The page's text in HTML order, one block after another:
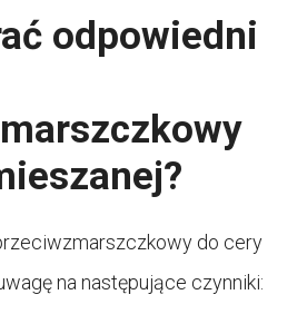
odpowiedni
do cery
na następujące czynniki: